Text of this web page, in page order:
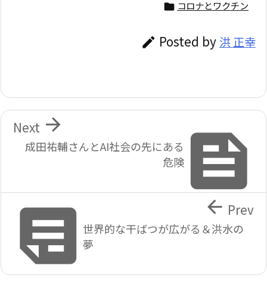
 コロナとワクチン
 Posted by 洪 正幸

成田祐輔さんとAI社会の先にある
危険

Next
世界的な干ばつが広がる＆洪水の
夢
 Prev